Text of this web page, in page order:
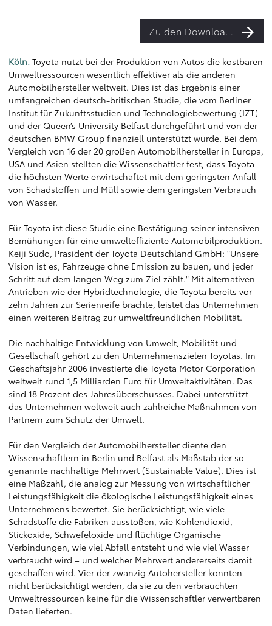
Zu den Downloads
Köln. Toyota nutzt bei der Produktion von Autos die kostbaren
Umweltressourcen wesentlich effektiver als die anderen
Automobilhersteller weltweit. Dies ist das Ergebnis einer
umfangreichen deutsch-britischen Studie, die vom Berliner
Institut für Zukunftsstudien und Technologiebewertung (IZT)
und der Queen’s University Belfast durchgeführt und von der
deutschen BMW Group finanziell unterstützt wurde. Bei dem
Vergleich von 16 der 20 großen Automobilhersteller in Europa,
USA und Asien stellten die Wissenschaftler fest, dass Toyota
die höchsten Werte erwirtschaftet mit dem geringsten Anfall
von Schadstoffen und Müll sowie dem geringsten Verbrauch
von Wasser.
Für Toyota ist diese Studie eine Bestätigung seiner intensiven
Bemühungen für eine umwelteffiziente Automobilproduktion.
Keiji Sudo, Präsident der Toyota Deutschland GmbH: "Unsere
Vision ist es, Fahrzeuge ohne Emission zu bauen, und jeder
Schritt auf dem langen Weg zum Ziel zählt." Mit alternativen
Antrieben wie der Hybridtechnologie, die Toyota bereits vor
zehn Jahren zur Serienreife brachte, leistet das Unternehmen
einen weiteren Beitrag zur umweltfreundlichen Mobilität.
Die nachhaltige Entwicklung von Umwelt, Mobilität und
Gesellschaft gehört zu den Unternehmenszielen Toyotas. Im
Geschäftsjahr 2006 investierte die Toyota Motor Corporation
weltweit rund 1,5 Milliarden Euro für Umweltaktivitäten. Das
sind 18 Prozent des Jahresüberschusses. Dabei unterstützt
das Unternehmen weltweit auch zahlreiche Maßnahmen von
Partnern zum Schutz der Umwelt.
Für den Vergleich der Automobilhersteller diente den
Wissenschaftlern in Berlin und Belfast als Maßstab der so
genannte nachhaltige Mehrwert (Sustainable Value). Dies ist
eine Maßzahl, die analog zur Messung von wirtschaftlicher
Leistungsfähigkeit die ökologische Leistungsfähigkeit eines
Unternehmens bewertet. Sie berücksichtigt, wie viele
Schadstoffe die Fabriken ausstoßen, wie Kohlendioxid,
Stickoxide, Schwefeloxide und flüchtige Organische
Verbindungen, wie viel Abfall entsteht und wie viel Wasser
verbraucht wird – und welcher Mehrwert andererseits damit
geschaffen wird. Vier der zwanzig Autohersteller konnten
nicht berücksichtigt werden, da sie zu den verbrauchten
Umweltressourcen keine für die Wissenschaftler verwertbaren
Daten lieferten.